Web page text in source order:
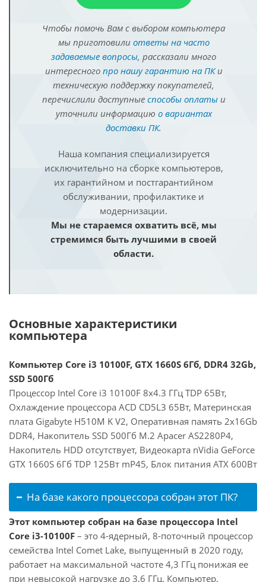
Чтобы помочь Вам с выбором компьютера
мы приготовили ответы на часто
задаваемые вопросы, рассказали много
интересного про нашу гарантию на ПКи
техническую поддержку покупателей,
перечислили доступные способы оплатыи
уточнили информацию о вариантах
доставки ПК.
Наша компания специализируется
исключительно на сборке компьютеров,
их гарантийном и постгарантийном
обслуживании, профилактике и
модернизации.
Мы не стараемся охватить всё, мы
стремимся быть лучшими в своей
области.
Основные характеристики
компьютера
Компьютер Core i3 10100F, GTX 1660S 6Гб, DDR4 32Gb,
SSD 500Гб
Процессор Intel Core i3 10100F 8x4.3 ГГц TDP 65Вт,
Охлаждение процессора ACD CD5L3 65Вт, Материнская
плата Gigabyte H510M K V2, Оперативная память 2x16Gb
DDR4, Накопитель SSD 500Гб M.2 Apacer AS2280P4,
Накопитель HDD отсутствует, Видеокарта nVidia GeForce
GTX 1660S 6Гб TDP 125Вт mP45, Блок питания ATX 600Вт
На базе какого процессора собран этот ПК?
Этот компьютер собран на базе процессора Intel
Core i3-10100F – это 4-ядерный, 8-поточный процессор
семейства Intel Comet Lake, выпущенный в 2020 году,
работает на максимальной частоте 4,3 ГГц понижая ее
при невысокой нагрузке до 3,6 ГГц. Компьютер,